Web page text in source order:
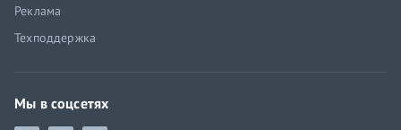
Реклама
Техподдержка
Мы в соцсетях